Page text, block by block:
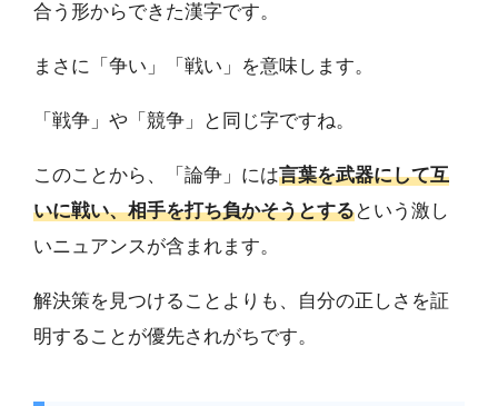
合う形からできた漢字です。
まさに「争い」「戦い」を意味します。
「戦争」や「競争」と同じ字ですね。
このことから、「論争」には言葉を武器にして互
いに戦い、相手を打ち負かそうとするという激し
いニュアンスが含まれます。
解決策を見つけることよりも、自分の正しさを証
明することが優先されがちです。